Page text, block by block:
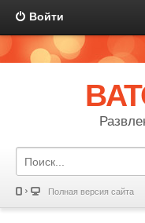
Войти
Полная версия сайта